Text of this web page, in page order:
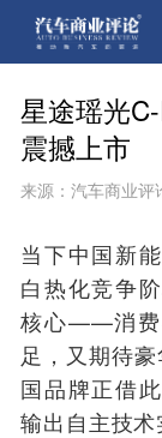
星途瑶光
震撼上市
来源：汽车商业
当下中国新
白热化竞争
核心——消费
足，又期待
国品牌正借
输出自主技术